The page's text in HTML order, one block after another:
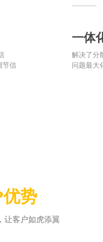
节信
一体
解决了分
问题最大
势
让客户如虎添翼